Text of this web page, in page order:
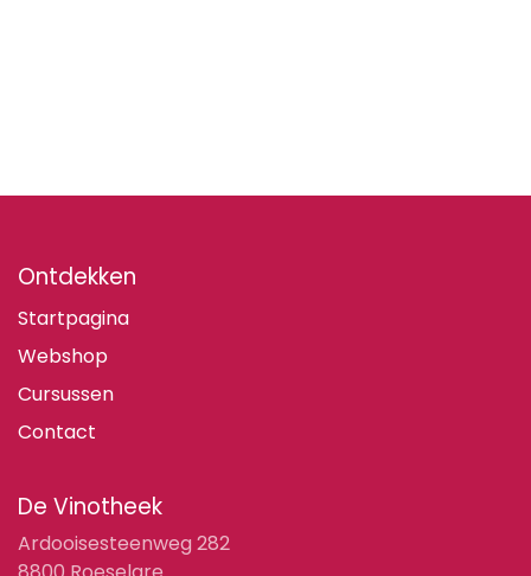
Ontdekken
Startpagina
Webshop
Cursussen
Contact
De Vinotheek
Ardooisesteenweg 282